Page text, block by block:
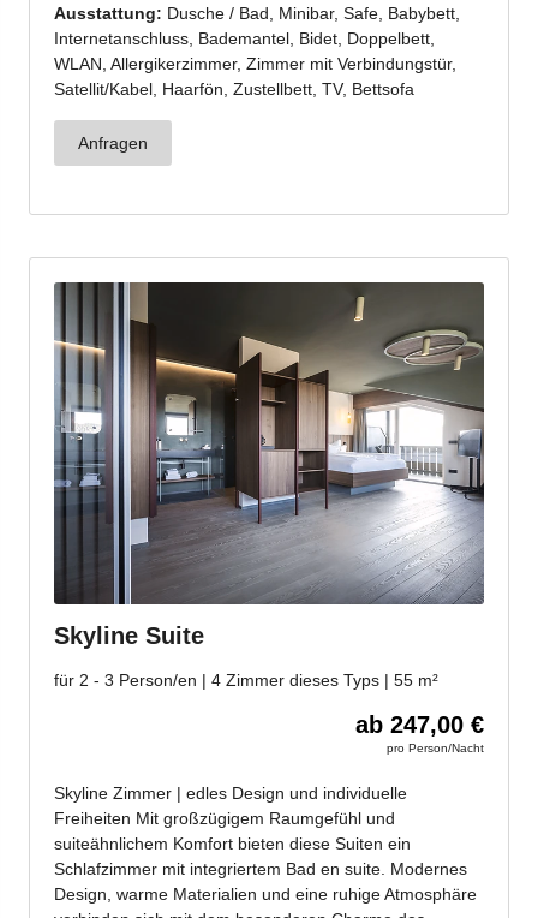
Jenesien-Newsletter
Jenesien auch in der Ferne immer ganz nah - mit
unserem Newsletter!
Melde dich jetzt an und hol dir die neuesten Infos zu
unserer sanften Ferienregion direkt nach Hause.
Wir freuen uns auf dich!